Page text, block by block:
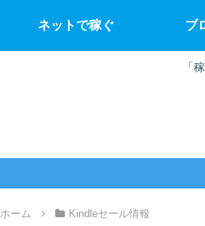
「
ネットで稼ぐ ブ
ホーム Kindleセール情報